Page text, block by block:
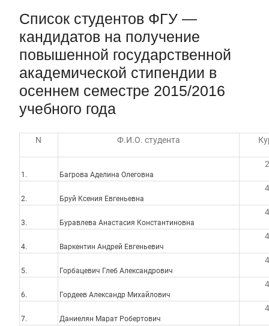
Вячеслав Никонов в программе «Большая игра» —
Первый канал, 27.07.2026. Часть 1-2
Конкурсные списки лиц, прошедших
вступительные испытания в МГУ имени
М.В.Ломоносова в 2026 году по каждому
конкурсу (ранжированные списки поступающих)
Вячеслав Никонов в программе «Большая игра» —
Первый канал, 24.07.2026. Часть 1-2
Вячеслав Никонов в программе «Большая игра» —
Первый канал, 06.08.2026. Часть 1-3
Список студентов ФГУ —
кандидатов на получение
повышенной государственной
академической стипендии в
осеннем семестре 2015/2016
учебного года
N Ф.И.О. студента
1. Багрова Аделина Олеговна
2. Бруй Ксения Евгеньевна
3. Буравлева Анастасия Константиновна
4. Варкентин Андрей Евгеньевич
5. Горбацевич Глеб Александрович
6. Гордеев Александр Михайлович
7. Даниелян Марат Робертович